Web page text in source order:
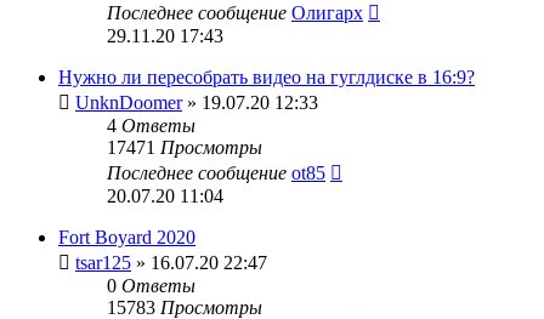
Последнее сообщение Олигарх
29.11.20 17:43
Нужно ли пересобрать видео на гуглдиске в 16:9?
UnknDoomer» 19.07.20 12:33
4 Ответы
17471 Просмотры
Последнее сообщение ot85
20.07.20 11:04
Fort Boyard 2020
tsar125 » 16.07.20 22:47
0 Ответы
15783 Просмотры